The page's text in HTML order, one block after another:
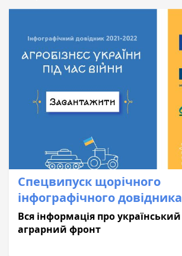
Спецвипуск щорічного
інфографічного довідника
Вся інформація про український
аграрний фронт